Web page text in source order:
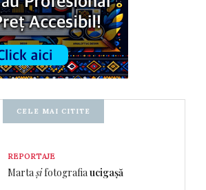
CELE MAI CITITE
REPORTAJE
Martașifotografiaucigașă